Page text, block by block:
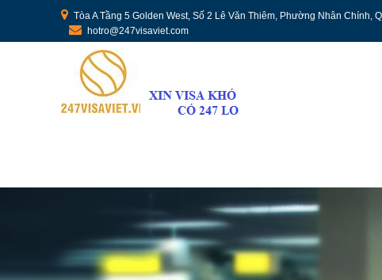
Tòa A Tầng 5 Golden West, Số 2 Lê Văn Thiêm, Phường Nhân Chính,
hotro@247visaviet.com